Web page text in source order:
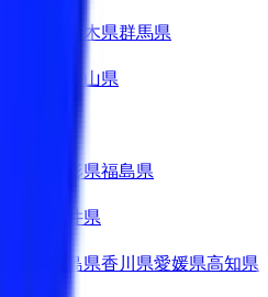
栃木県群馬県
和歌山県
山形県福島県
福井県
徳島県香川県愛媛県高知県